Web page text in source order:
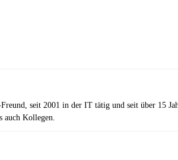
seit 2001 in der IT tätig und seit über 15
Kollegen.